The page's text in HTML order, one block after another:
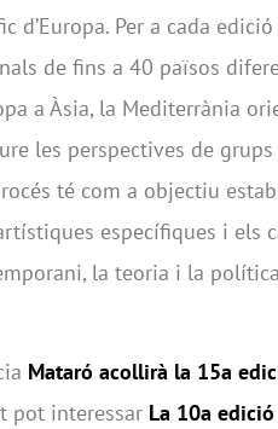
Per a cada
de fins a 40 països
a Àsia, la Mediterrània
les perspectives de
té com a objectiu
específiques i els
la teoria i la
Mataró acollirà la 15a
pot interessar La 10a